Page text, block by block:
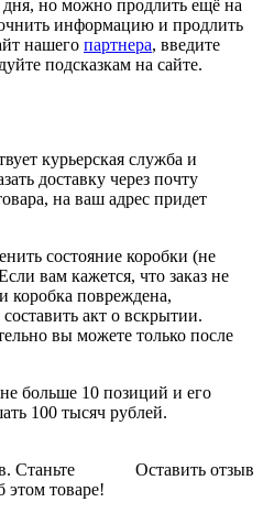
но можно продлить ещё на
информацию и продлить
нашего партнера, введите
подсказкам на сайте.
курьерская служба и
доставку через почту
на ваш адрес придет
состояние коробки (не
вам кажется, что заказ не
коробка повреждена,
акт о вскрытии.
вы можете только после
больше 10 позиций и его
100 тысяч рублей.
Оставить отзыв
Станьте
этом товаре!